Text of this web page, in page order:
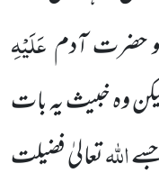
حضرت آدمعَلَیْہِ
وہ خبیث یہ بات
اللّٰہتعالیٰ فضیلت